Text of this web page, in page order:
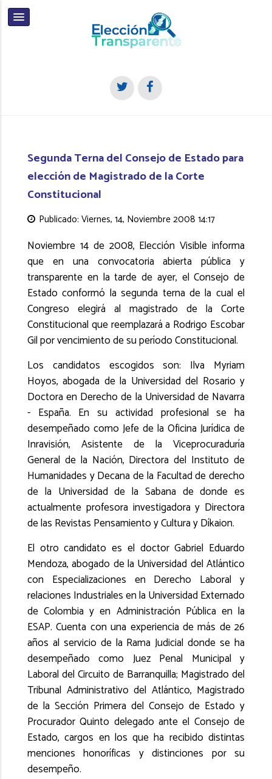
Segunda Terna del Consejo de Estado para
elección de Magistrado de la Corte
Constitucional
Publicado: Viernes, 14, Noviembre 2008 14:17
Noviembre 14 de 2008, Elección Visible informa
que en una convocatoria abierta pública y
transparente en la tarde de ayer, el Consejo de
Estado conformó la segunda terna de la cual el
Congreso elegirá al magistrado de la Corte
Constitucional que reemplazará a Rodrigo Escobar
Gil por vencimiento de su período Constitucional.
Los candidatos escogidos son: Ilva Myriam
Hoyos, abogada de la Universidad del Rosario y
Doctora en Derecho de la Universidad de Navarra
- España. En su actividad profesional se ha
desempeñado como Jefe de la Oficina Jurídica de
Inravisión, Asistente de la Viceprocuraduría
General de la Nación, Directora del Instituto de
Humanidades y Decana de la Facultad de derecho
de la Universidad de la Sabana de donde es
actualmente profesora investigadora y Directora
de las Revistas Pensamiento y Cultura y Díkaion.
El otro candidato es el doctor Gabriel Eduardo
Mendoza, abogado de la Universidad del Atlántico
con Especializaciones en Derecho Laboral y
relaciones Industriales en la Universidad Externado
de Colombia y en Administración Pública en la
ESAP. Cuenta con una experiencia de más de 26
años al servicio de la Rama Judicial donde se ha
desempeñado como Juez Penal Municipal y
Laboral del Circuito de Barranquilla; Magistrado del
Tribunal Administrativo del Atlántico, Magistrado
de la Sección Primera del Consejo de Estado y
Procurador Quinto delegado ante el Consejo de
Estado, cargos en los que ha recibido distintas
menciones honoríficas y distinciones por su
desempeño.